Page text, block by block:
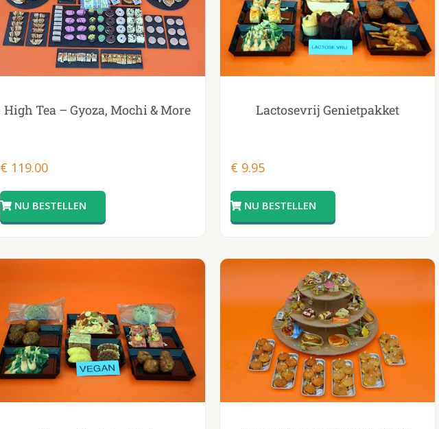
High Tea – Gyoza, Mochi & More
€ 119.00
Lactosevrij Genietpakket
€ 9.95